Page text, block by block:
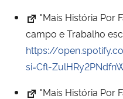
"Mais História Por
campo e Trabalho
https://
si=Cfl-
"Mais História Por